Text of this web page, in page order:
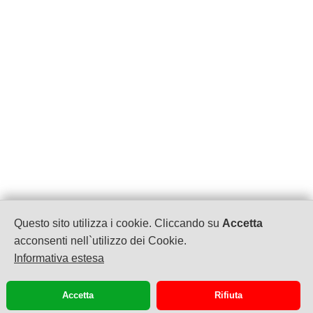
Questo sito utilizza i cookie. Cliccando su Accetta
acconsenti nell`utilizzo dei Cookie.
Informativa estesa
Accetta Rifiuta
Hotel Tiziana garnì
P.IVA: 01959770981
info@albergotiziana.com